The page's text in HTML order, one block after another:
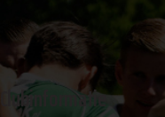
Clubinformatie